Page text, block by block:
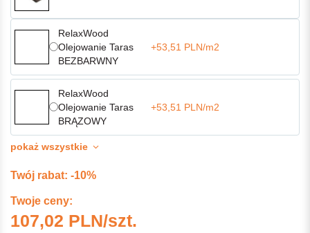
RelaxWood
Olejowanie Taras
BEZBARWNY
+53,51 PLN/m2
RelaxWood
Olejowanie Taras
BRĄZOWY
+53,51 PLN/m2
pokaż wszystkie
Twój rabat: -10%
Twoje ceny:
107,02 PLN/szt.